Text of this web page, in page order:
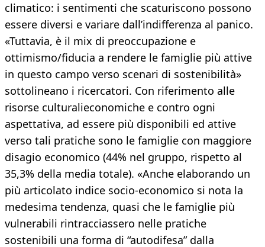
climatico: i sentimenti che scaturiscono possono
essere diversi e variare dall’indifferenza al panico.
«Tuttavia, è il mix di preoccupazione e
ottimismo/fiducia a rendere le famiglie più attive
in questo campo verso scenari di sostenibilità»
sottolineano i ricercatori. Con riferimento alle
risorse culturalieconomiche e contro ogni
aspettativa, ad essere più disponibili ed attive
verso tali pratiche sono le famiglie con maggiore
disagio economico (44% nel gruppo, rispetto al
35,3% della media totale). «Anche elaborando un
più articolato indice socio-economico si nota la
medesima tendenza, quasi che le famiglie più
vulnerabili rintracciassero nelle pratiche
sostenibili una forma di “autodifesa” dalla